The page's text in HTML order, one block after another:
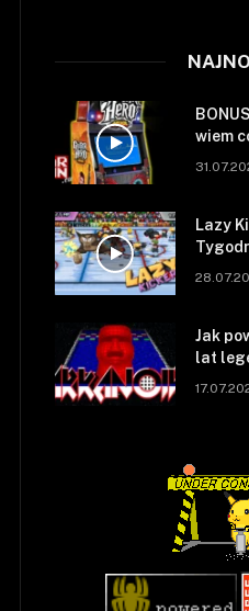
wiem
się
Lazy
Jak
lat